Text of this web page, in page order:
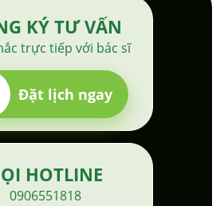
KÝ TƯ VẤN
trực tiếp với bác sĩ
Đặt lịch ngay
HOTLINE
0906551818